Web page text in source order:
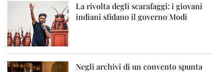
La rivolta degli scarafaggi: i giovani
indiani sfidano il governo Modi
Negli archivi di un convento spunta